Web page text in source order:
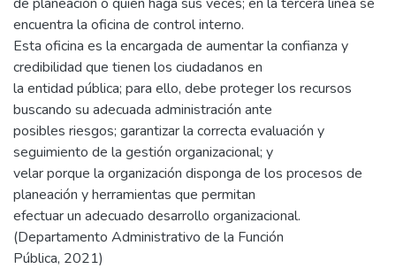
encuentra la oficina de control interno.
Esta oficina es la encargada de aumentar la confianza y
credibilidad que tienen los ciudadanos en
la entidad pública; para ello, debe proteger los recursos
buscando su adecuada administración ante
posibles riesgos; garantizar la correcta evaluación y
seguimiento de la gestión organizacional; y
velar porque la organización disponga de los procesos de
planeación y herramientas que permitan
efectuar un adecuado desarrollo organizacional.
(Departamento Administrativo de la Función
Pública, 2021)